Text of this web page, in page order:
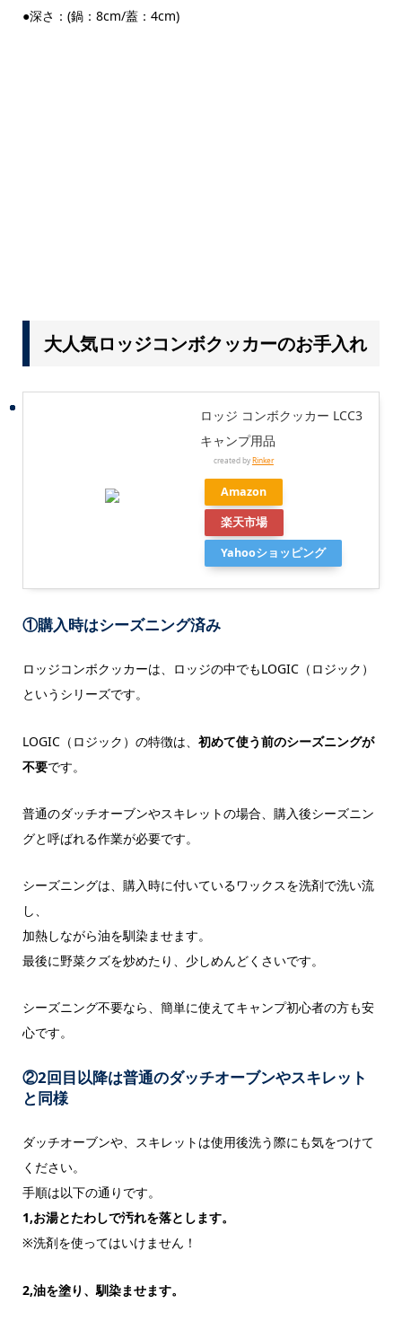
●深さ：(鍋：8cm/蓋：4cm)
大人気ロッジコンボクッカーのお手入れ
ロッジ コンボクッカー LCC3
キャンプ用品
created byRinker
Amazon
楽天市場
Yahooショッピング
①購入時はシーズニング済み
ロッジコンボクッカーは、ロッジの中でもLOGIC（ロジック）
というシリーズです。
LOGIC（ロジック）の特徴は、 初めて使う前のシーズニングが
不要です。
普通のダッチオーブンやスキレットの場合、購入後シーズニン
グと呼ばれる作業が必要です。
シーズニングは、購入時に付いているワックスを洗剤で洗い流
し、
加熱しながら油を馴染ませます。
最後に野菜クズを炒めたり、少しめんどくさいです。
シーズニング不要なら、簡単に使えてキャンプ初心者の方も安
心です。
②2回目以降は普通のダッチオーブンやスキレット
と同様
ダッチオーブンや、スキレットは使用後洗う際にも気をつけて
ください。
手順は以下の通りです。
1,お湯とたわしで汚れを落とします。
※洗剤を使ってはいけません！
2,油を塗り、馴染ませます。